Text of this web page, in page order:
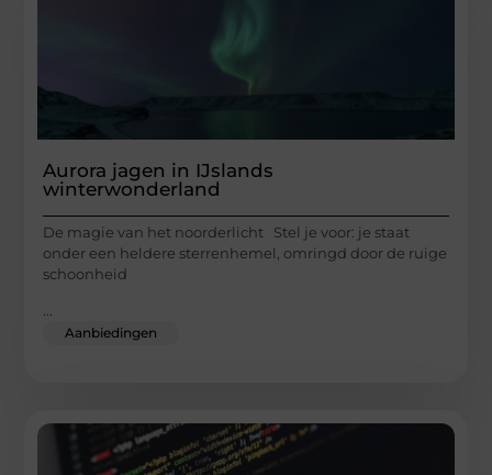
Aurora jagen in IJslands
winterwonderland
De magie van het noorderlicht Stel je voor: je staat
onder een heldere sterrenhemel, omringd door de ruige
schoonheid
Aanbiedingen